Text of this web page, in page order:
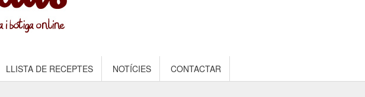
LLISTA DE RECEPTES NOTÍCIES CONTACTAR